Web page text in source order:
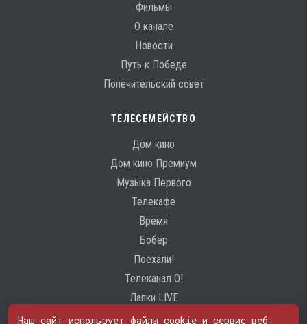
Фильмы
О канале
Новости
Путь к Победе
Попечительский совет
ТЕЛЕСЕМЕЙСТВО
Дом кино
Дом кино Премиум
Музыка Первого
Телекафе
Время
Бобёр
Поехали!
Телеканал О!
Лапки LIVE
Наш сайт использует файлы cookie и сервис веб-